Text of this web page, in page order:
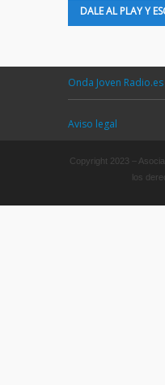
DALE AL PLAY Y
Onda Joven Radio.es
Aviso legal
Copyright 2023 –
los